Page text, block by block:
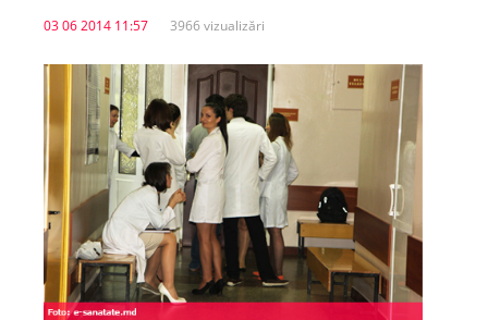
Centrul PAS
Școala E-Sănătate
SanoTeca
03 06 2014 11:57 3966 vizualizări